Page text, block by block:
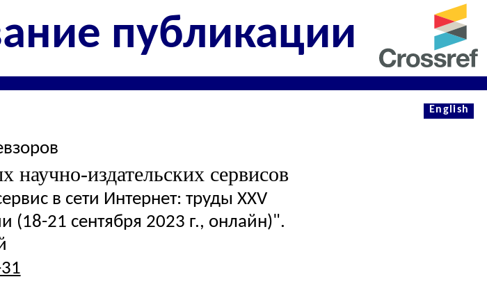
публикации
English
научно-издательских сервисов
в сети Интернет: труды XXV
(18-21 сентября 2023 г., онлайн)".